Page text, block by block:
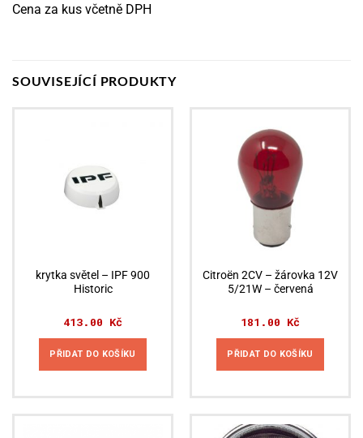
Cena za kus včetně DPH
SOUVISEJÍCÍ PRODUKTY
krytka světel – IPF 900
Historic
413.00 Kč
PŘIDAT DO KOŠÍKU
Citroën 2CV – žárovka 12V
5/21W – červená
181.00 Kč
PŘIDAT DO KOŠÍKU